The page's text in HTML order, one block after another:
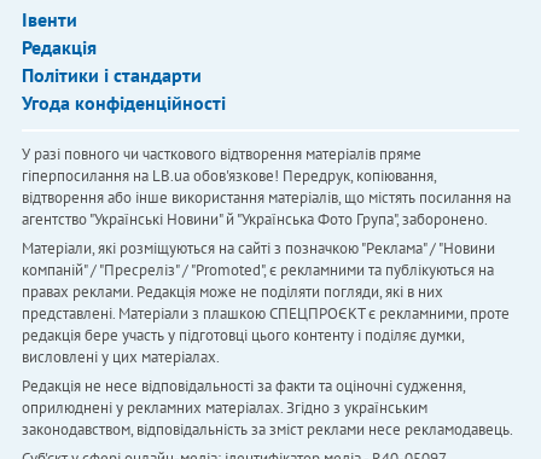
Івенти
Редакція
Політики і стандарти
Угода конфіденційності
У разі повного чи часткового відтворення матеріалів пряме
гіперпосилання на LB.ua обов'язкове! Передрук, копіювання,
відтворення або інше використання матеріалів, що містять посилання на
агентство "Українськi Новини" й "Українська Фото Група", заборонено.
Матеріали, які розміщуються на сайті з позначкою "Реклама" / "Новини
компаній" / "Пресреліз" / "Promoted", є рекламними та публікуються на
правах реклами. Редакція може не поділяти погляди, які в них
представлені. Матеріали з плашкою СПЕЦПРОЄКТ є рекламними, проте
редакція бере участь у підготовці цього контенту і поділяє думки,
висловлені у цих матеріалах.
Редакція не несе відповідальності за факти та оціночні судження,
оприлюднені у рекламних матеріалах. Згідно з українським
законодавством, відповідальність за зміст реклами несе рекламодавець.